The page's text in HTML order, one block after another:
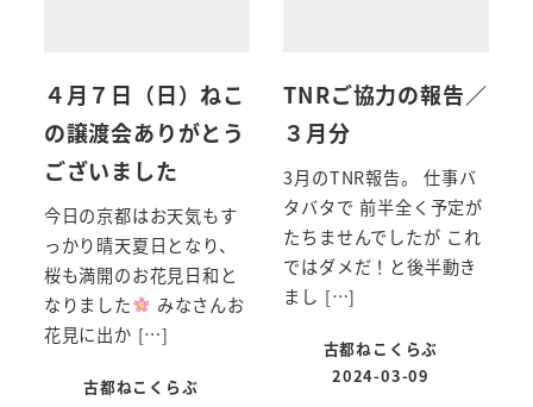
４月７日（日）ねこ
の譲渡会ありがとう
ございました
今日の京都はお天気もす
っかり晴天夏日となり、
桜も満開のお花見日和と
なりました
みなさんお
花見に出か […]
古都ねこくらぶ
TNRご協力の報告／
３月分
3月のTNR報告。 仕事バ
タバタで 前半全く予定が
たちませんでしたが これ
ではダメだ！と後半動き
まし […]
古都ねこくらぶ
2024-03-09